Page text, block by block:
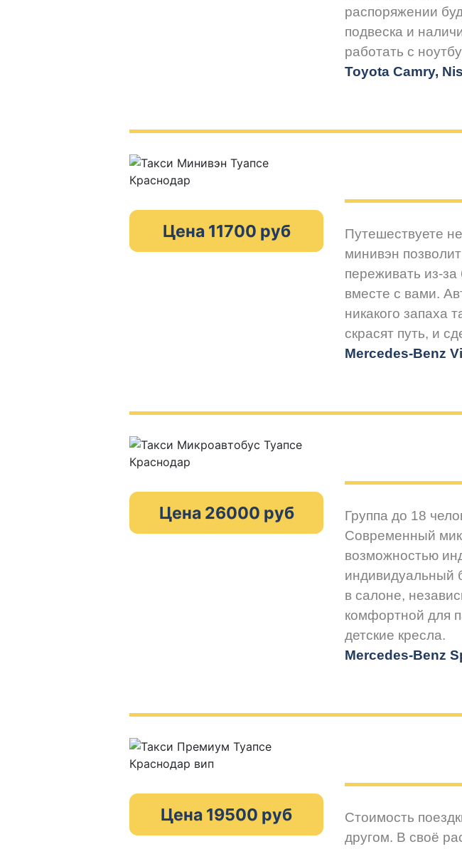
распоряжении
подвеска и
работать с
Toyota Camry,
Цена 11700 руб
Путешествуете
минивэн
переживать из-
вместе с вами.
никакого запаха
скрасят путь, и
Mercedes-Benz
Цена 26000 руб
Группа до 18
Современный
возможностью
индивидуальный
в салоне,
комфортной для
детские кресла.
Mercedes-Benz
Цена 19500 руб
Стоимость
другом. В своё